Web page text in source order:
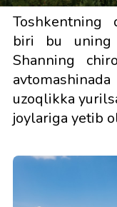
Toshkentning
biri bu uning
Shanning
uzoqlikka
joylariga yetib